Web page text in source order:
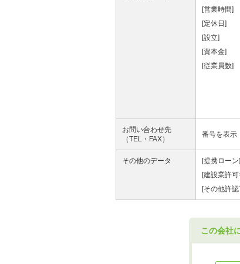
[営業時間]
[定休日]
[設立]
[資本金]
[従業員数]
お問い合わせ先
（TEL・FAX）
番号を表示
その他のデータ [提携ローン]
[建設業許
[その他許認
この会社